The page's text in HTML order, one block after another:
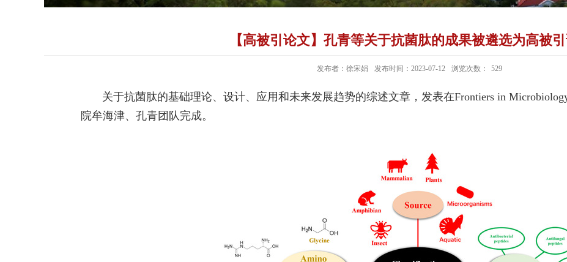
【高被引论文】孔青等关于抗菌肽的成果被遴选为高被
发布者：徐宋娟 发布时间：2023-07-12 浏览次数： 529
关于抗菌肽的基础理论、设计、应用和未来发展趋势的综述文章，发表在Frontiers in
院牟海津、孔青团队完成。